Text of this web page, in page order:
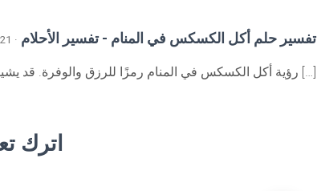
تفسير حلم أكل الكسكس في المنام - تفسير الأحلام · 21 مارس، 2024 في 3:48 م
[…] رؤية أكل الكسكس في المنام رمزًا للرزق والوفرة. قد
اترك